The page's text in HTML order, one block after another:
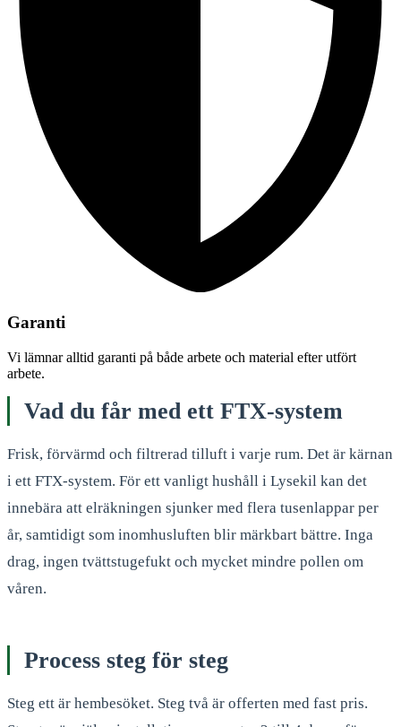
Garanti
Vi lämnar alltid garanti på både arbete och material efter utfört
arbete.
Vad du får med ett FTX-system
Frisk, förvärmd och filtrerad tilluft i varje rum. Det är kärnan
i ett FTX-system. För ett vanligt hushåll i Lysekil kan det
innebära att elräkningen sjunker med flera tusenlappar per
år, samtidigt som inomhusluften blir märkbart bättre. Inga
drag, ingen tvättstugefukt och mycket mindre pollen om
våren.
Process steg för steg
Steg ett är hembesöket. Steg två är offerten med fast pris.